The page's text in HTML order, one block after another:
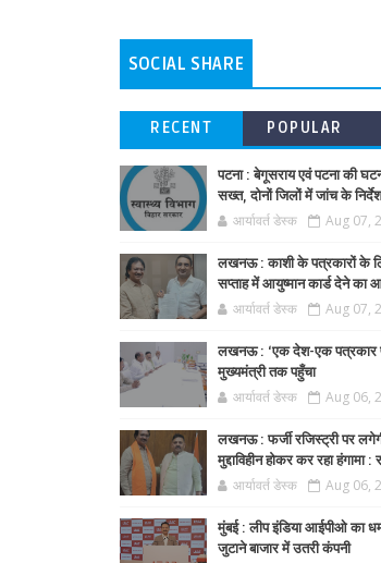
SOCIAL SHARE
RECENT POPULAR
पटना : बेगूसराय एवं पटना की
सख्त, दोनों जिलों में जांच के निर्देश
आर्यावर्त डेस्क Aug 07,
लखनऊ : काशी के पत्रकारों के
सप्ताह में आयुष्मान कार्ड देने का
आर्यावर्त डेस्क Aug 07,
लखनऊ : ‘एक देश-एक पत्रकार
मुख्यमंत्री तक पहुँचा
आर्यावर्त डेस्क Aug 06,
लखनऊ : फर्जी रजिस्ट्री पर
मुद्दाविहीन होकर कर रहा हंगामा
आर्यावर्त डेस्क Aug 06,
मुंबई : लीप इंडिया आईपीओ का
जुटाने बाजार में उतरी कंपनी